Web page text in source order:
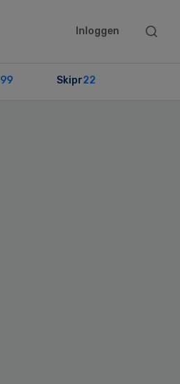
Inloggen
Search
99 Skipr22